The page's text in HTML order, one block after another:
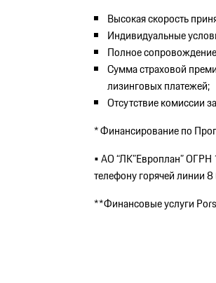
Высокая скорость
Индивидуальные
Полное
Сумма страховой
лизинговых платежей;
Отсутствие комиссии
* Финансирование по
• АО “ЛК”Европлан”
телефону горячей
**Финансовые услуги